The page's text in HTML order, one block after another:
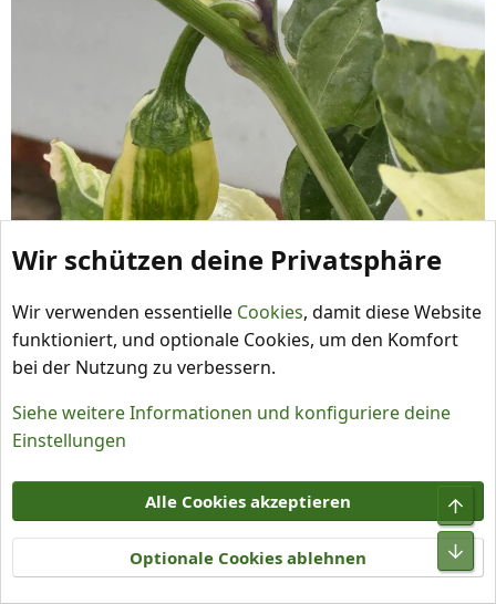
Somborckina
Wir schützen deine Privatsphäre
Wir verwenden essentielle Cookies, damit diese Website
funktioniert, und optionale Cookies, um den Komfort
bei der Nutzung zu verbessern.
Siehe weitere Informationen und konfiguriere deine
Einstellungen
Alle Cookies akzeptieren
Optionale Cookies ablehnen